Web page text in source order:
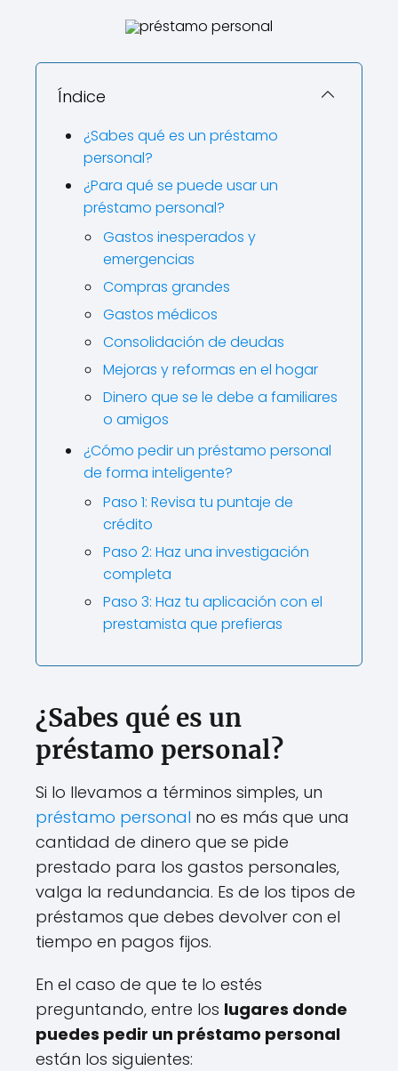
Índice
¿Sabes qué es un préstamo
personal?
¿Para qué se puede usar un
préstamo personal?
Gastos inesperados y
emergencias
Compras grandes
Gastos médicos
Consolidación de deudas
Mejoras y reformas en el hogar
Dinero que se le debe a familiares
o amigos
¿Cómo pedir un préstamo personal
de forma inteligente?
Paso 1: Revisa tu puntaje de
crédito
Paso 2: Haz una investigación
completa
Paso 3: Haz tu aplicación con el
prestamista que prefieras
¿Sabes qué es un
préstamo personal?
Si lo llevamos a términos simples, un
préstamo personal no es más que una
cantidad de dinero que se pide
prestado para los gastos personales,
valga la redundancia. Es de los tipos de
préstamos que debes devolver con el
tiempo en pagos fijos.
En el caso de que te lo estés
preguntando, entre los lugares donde
puedes pedir un préstamo personal
están los siguientes: